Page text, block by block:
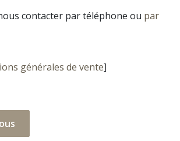
contacter par téléphone ou par
générales de vente]